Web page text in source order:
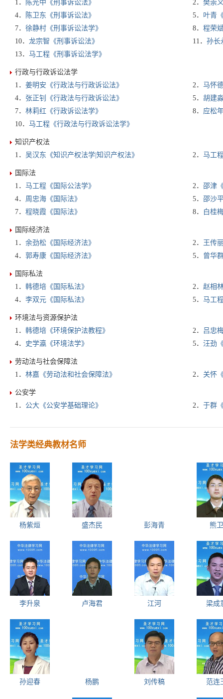
1． 陈光中《刑事诉讼法》 2． 樊崇
4．
陈卫东《刑事诉讼法》 5． 叶青
7． 徐静村《刑事诉讼法学》 8． 程荣
10． 龙宗智《刑事诉讼法》 11． 孙长
13． 马工程《刑事诉讼法学》
行政与行政诉讼法学
1． 姜明安《行政法与行政诉讼法》 2． 马怀
4． 张正钊《行政法与行政诉讼法》 5． 胡建
7． 林莉红《行政诉讼法学》 8． 应松
10． 马工程《行政法与行政诉讼法学》
知识产权法
1． 吴汉东《知识产权法学|知识产权法》 2． 马工
国际法
1． 马工程《国际公法学》 2． 邵津
4． 周忠海《国际法》 5． 邵沙
7． 程晓霞《国际法》 8． 白桂
国际经济法
1． 余劲松《国际经济法》 2．
王传
4． 郭寿康《国际经济法》 5． 曾华
国际私法
1． 韩德培《国际私法》 2． 赵相
4． 李双元《国际私法》 5． 马工
环境法与资源保护法
1． 韩德培《环境保护法教程》 2． 吕忠
4． 史学瀛《环境法学》 5． 汪劲
劳动法与社会保障法
1． 林嘉《劳动法和社会保障法》 2． 关怀
公安学
1． 公大《公安学基础理论》 2． 于群
法学类经典教材名师
杨紫烜 盛杰民 彭海青 熊卫
李升泉 卢海君 江河 梁成
孙迎春 杨鹏 刘传稿 范连